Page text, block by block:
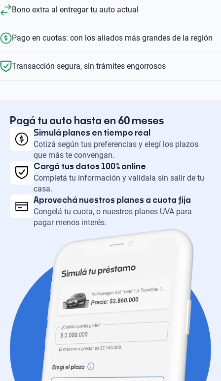
Bono extra al entregar tu auto actual
Pago en cuotas: con los aliados más grandes de la región
Transacción segura, sin trámites engorrosos
Pagá tu auto hasta en 60 meses
Simulá planes en tiempo real
Cotizá según tus preferencias y elegí los plazos
que más te convengan.
Cargá tus datos 100% online
Completá tu información y validala sin salir de tu
casa.
Aprovechá nuestros planes a cuota fija
Congelá tu cuota, o nuestros planes UVA para
pagar menos interés.